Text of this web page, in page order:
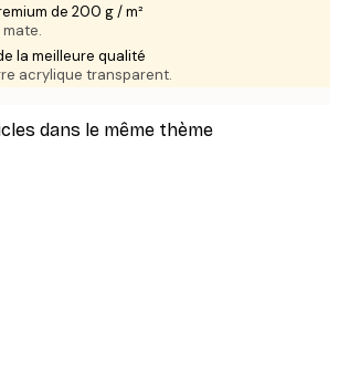
de 200 g / m²
la meilleure qualité
acrylique transparent.
dans le même thème